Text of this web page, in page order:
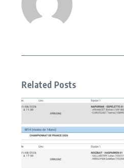
Related Posts